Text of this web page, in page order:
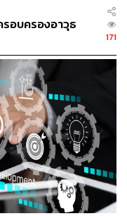
อบครองอาวุธ
171